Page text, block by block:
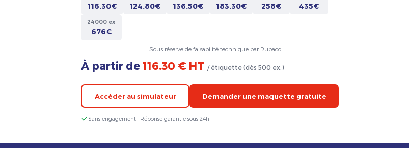
116.30€ 124.80€ 136.50€ 183.30€ 258€ 435€
24000 ex
676€
Sous réserve de faisabilité technique par Rubaco
À partir de 116.30 € HT / étiquette (dès 500 ex.)
Accéder au simulateur Demander une maquette gratuite
Sans engagement · Réponse garantie sous 24h